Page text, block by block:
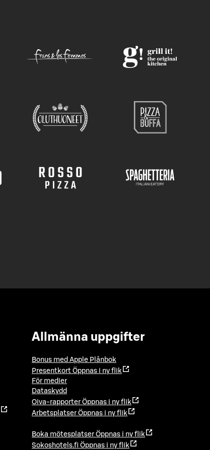
Allmänna uppgifter
Bonus med Apple Plånbok
Presentkort Öppnas i ny flik
För medier
Dataskydd
Oiva-rapporter Öppnas i ny flik
Arbetsplatser Öppnas i ny flik
Boka mötesplatser Öppnas i ny flik
Sokoshotels.fi Öppnas i ny flik